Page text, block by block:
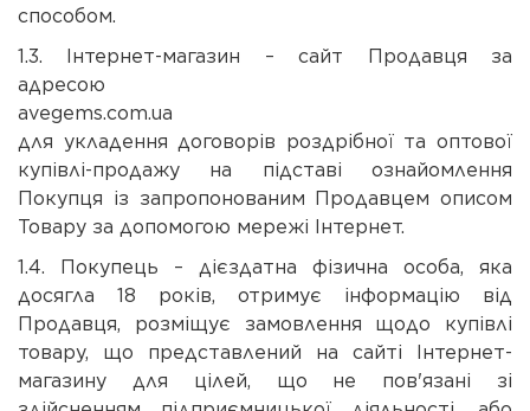
способом.
1.3. Інтернет-магазин – сайт Продавця за
адресою
avegems.com.ua
для укладення договорів роздрібної та оптової
купівлі-продажу на підставі ознайомлення
Покупця із запропонованим Продавцем описом
Товару за допомогою мережі Інтернет.
1.4. Покупець – дієздатна фізична особа, яка
досягла 18 років, отримує інформацію від
Продавця, розміщує замовлення щодо купівлі
товару, що представлений на сайті Інтернет-
магазину для цілей, що не пов'язані зі